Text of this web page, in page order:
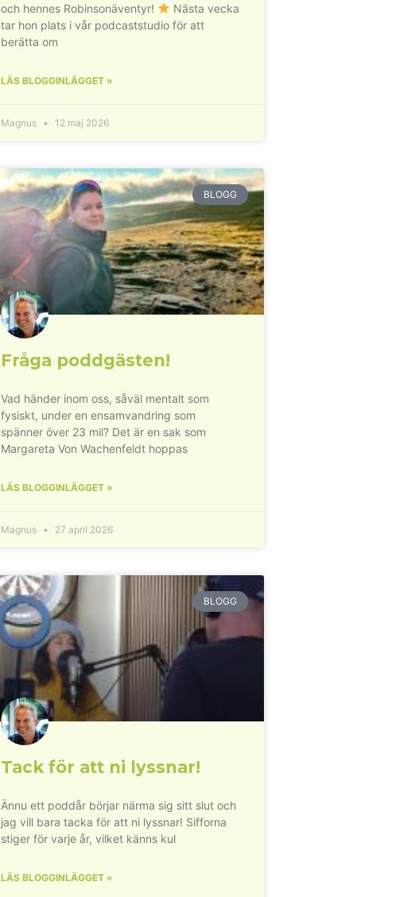
och hennes Robinsonäventyr!
Nästa vecka
tar hon plats i vår podcaststudio för att
berätta om
LÄS BLOGGINLÄGGET »
Magnus 12 maj 2026
BLOGG
Fråga poddgästen!
Vad händer inom oss, såväl mentalt som
fysiskt, under en ensamvandring som
spänner över 23 mil? Det är en sak som
Margareta Von Wachenfeldt hoppas
LÄS BLOGGINLÄGGET »
Magnus 27 april 2026
BLOGG
Tack för att ni lyssnar!
Ännu ett poddår börjar närma sig sitt slut och
jag vill bara tacka för att ni lyssnar! Sifforna
stiger för varje år, vilket känns kul
LÄS BLOGGINLÄGGET »